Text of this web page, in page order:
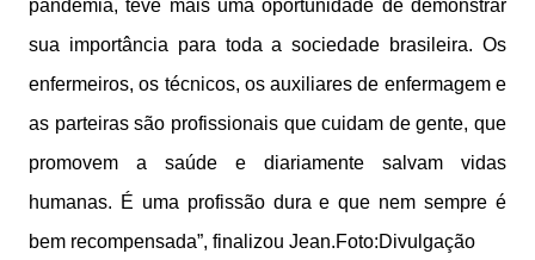
pandemia, teve mais uma oportunidade de demonstrar
sua importância para toda a sociedade brasileira. Os
enfermeiros, os técnicos, os auxiliares de enfermagem e
as parteiras são profissionais que cuidam de gente, que
promovem a saúde e diariamente salvam vidas
humanas. É uma profissão dura e que nem sempre é
bem recompensada”, finalizou Jean.Foto:Divulgação